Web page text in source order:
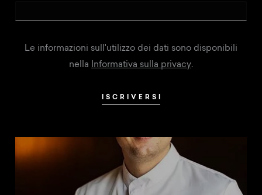
Le informazioni sull'utilizzo dei dati sono disponibili
nella Informativa sulla privacy.
ISCRIVERSI